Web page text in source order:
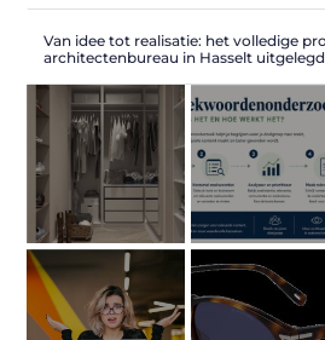
Van idee tot realisatie: het volledige
architectenbureau in Hasselt uitgelegd